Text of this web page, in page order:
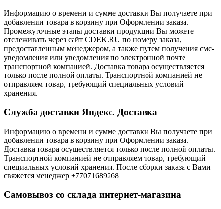
Информацию о времени и сумме доставки Вы получаете при
добавлении товара в корзину при Оформлении заказа.
Промежуточные этапы доставки продукции Вы можете
отслеживать через сайт CDEK.RU по номеру заказа,
предоставленным менеджером, а также путем получения смс-
уведомления или уведомления по электронной почте
транспортной компанией. Доставка товара осуществляется
только после полной оплаты. Транспортной компанией не
отправляем товар, требующий специальных условий
хранения.
Служба доставки Яндекс. Доставка
Информацию о времени и сумме доставки Вы получаете при
добавлении товара в корзину при Оформлении заказа.
Доставка товара осуществляется только после полной оплаты.
Транспортной компанией не отправляем товар, требующий
специальных условий хранения. После сборки заказа с Вами
свяжется менеджер +77071689268
Самовывоз со склада интернет-магазина